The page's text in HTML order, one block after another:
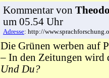
Kommentar von
um 05.54 Uhr
Adresse: http://
Die Grünen werben auf
– In den Zeitungen wird
Und Du?